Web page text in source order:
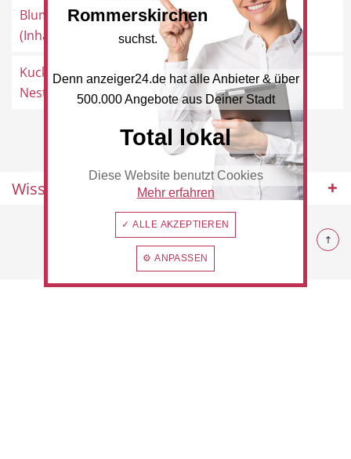
Restaurant Hotel
Beauty & Wellness Auto
Handwerk Sport & Freizeit
Blumenhaus Vetten
(Inhaber) M. T...
Venloer Straße 43, 41569
Rommerskirchen
Kuckuck's Blumen
Nest
Venloer Straße 4, 41569
Rommerskirchen
Wissenswertes
© 2026 Rommerskirchen
Rommerskirchen
suchst.
Denn anzeiger24.de hat alle Anbieter & über
500.000 Angebote aus Deiner Stadt
Total lokal
Diese Website benutzt Cookies
Mehr erfahren
✓ ALLE AKZEPTIEREN
⚙ ANPASSEN